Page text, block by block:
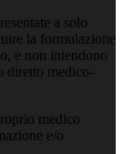
a solo
la formulazione
e non intendono
diretto medico-
medico
e/o